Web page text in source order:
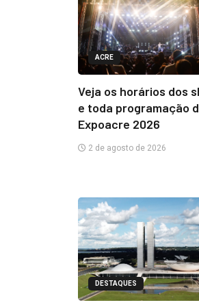
ACRE
Veja os horários dos
e toda programação
Expoacre 2026
2 de agosto de 2026
DESTAQUES